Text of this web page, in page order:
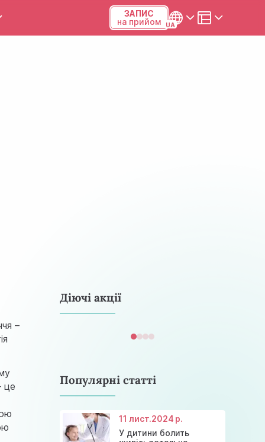
ЗАПИС
на прийом
–
це
Діючі акції
Консультація ендокринолога та
Акція: 20% знижки на
Популярні статті
11 лист.2024 р.
У дитини болить